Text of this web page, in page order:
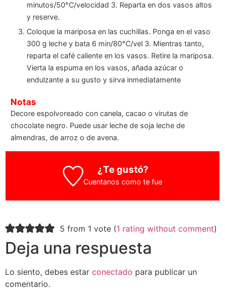
minutos/50°C/velocidad 3. Reparta en dos vasos altos
y reserve.
Coloque la mariposa en las cuchillas. Ponga en el vaso
300 g leche y bata 6 min/80°C/vel 3. Mientras tanto,
reparta el café caliente en los vasos. Retire la mariposa.
Vierta la espuma en los vasos, añada azúcar o
endulzante a su gusto y sirva inmediatamente
Notas
Decore espolvoreado con canela, cacao o virutas de
chocolate negro. Puede usar leche de soja leche de
almendras, de arroz o de avena.
¿Te gustó?
Cuentanos como te fue
5 from 1 vote (1 rating without comment)
Deja una respuesta
Lo siento, debes estar conectado para publicar un
comentario.